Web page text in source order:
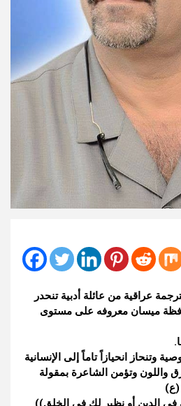
عراقية من عائلة أدبية تنحدر
ميسان معروفه على مستوى
وتنحاز انحيازاً تاماً إلى الإنسانية
واللون وتؤمن الشاعرة بمقولة
(ع)
في الدين أو نظير لك في الخلق))